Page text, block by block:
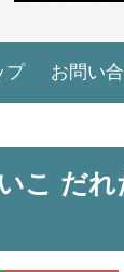
プ お問い
こ だれ